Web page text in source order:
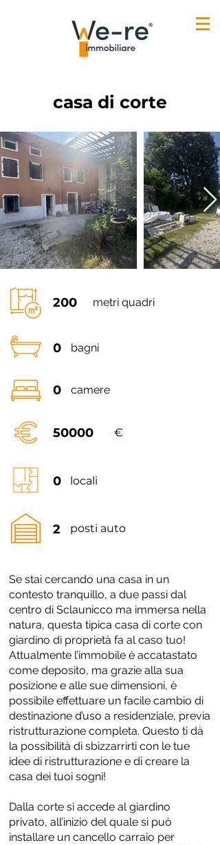
casa di corte
200 metri quadri
0 bagni
0 camere
50000 €
0 locali
2 posti auto
Se stai cercando una casa in un
contesto tranquillo, a due passi dal
centro di Sclaunicco ma immersa nella
natura, questa tipica casa di corte con
giardino di proprietà fa al caso tuo!
Attualmente l’immobile è accatastato
come deposito, ma grazie alla sua
posizione e alle sue dimensioni, è
possibile effettuare un facile cambio di
destinazione d’uso a residenziale, previa
ristrutturazione completa. Questo ti dà
la possibilità di sbizzarrirti con le tue
idee di ristrutturazione e di creare la
casa dei tuoi sogni!
Dalla corte si accede al giardino
privato, all’inizio del quale si può
installare un cancello carraio per